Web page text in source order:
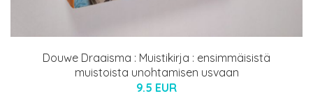
Douwe Draaisma : Muistikirja : ensimmäisistä
muistoista unohtamisen usvaan
9.5 EUR